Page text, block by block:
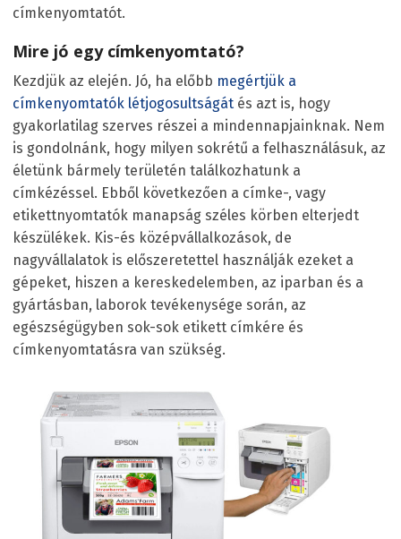
címkenyomtatót.
Mire jó egy címkenyomtató?
Kezdjük az elején. Jó, ha előbb megértjük a
címkenyomtatók létjogosultságát és azt is, hogy
gyakorlatilag szerves részei a mindennapjainknak. Nem
is gondolnánk, hogy milyen sokrétű a felhasználásuk, az
életünk bármely területén találkozhatunk a
címkézéssel. Ebből következően a címke-, vagy
etikettnyomtatók manapság széles körben elterjedt
készülékek. Kis-és középvállalkozások, de
nagyvállalatok is előszeretettel használják ezeket a
gépeket, hiszen a kereskedelemben, az iparban és a
gyártásban, laborok tevékenysége során, az
egészségügyben sok-sok etikett címkére és
címkenyomtatásra van szükség.